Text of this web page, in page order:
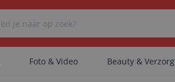
Foto & Video Beauty &